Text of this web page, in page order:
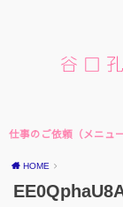
仕事のご依頼（メニュ
HOME